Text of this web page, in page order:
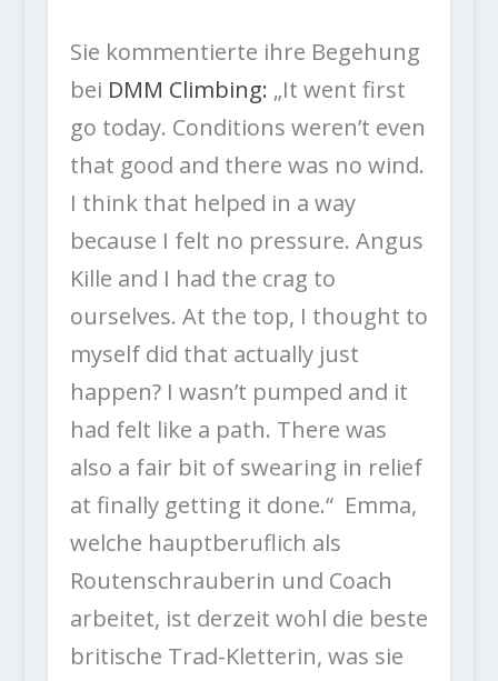
Sie kommentierte ihre Begehung
bei DMM Climbing: „It went first
go today. Conditions weren’t even
that good and there was no wind.
I think that helped in a way
because I felt no pressure. Angus
Kille and I had the crag to
ourselves. At the top, I thought to
myself did that actually just
happen? I wasn’t pumped and it
had felt like a path. There was
also a fair bit of swearing in relief
at finally getting it done.“ Emma, ​​
welche hauptberuflich als
Routenschrauberin und Coach
arbeitet, ist derzeit wohl die beste
britische Trad-Kletterin, was sie